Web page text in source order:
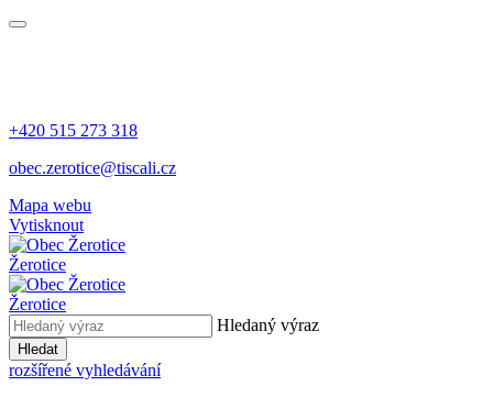
+420 515 273 318
obec.zerotice@tiscali.cz
Mapa webu
Vytisknout
Žerotice
Žerotice
Hledaný výraz
Hledat
rozšířené vyhledávání